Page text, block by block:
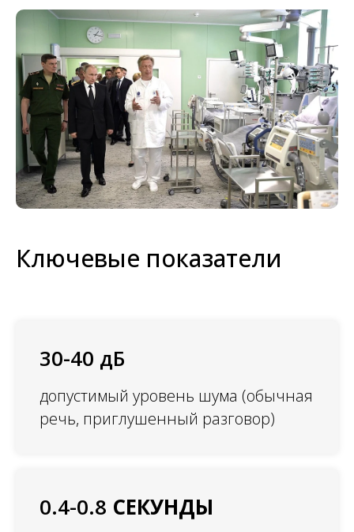
Ключевые показатели
30-40 дБ
допустимый уровень шума (обычная
речь, приглушенный разговор)
0.4-0.8 СЕКУНДЫ